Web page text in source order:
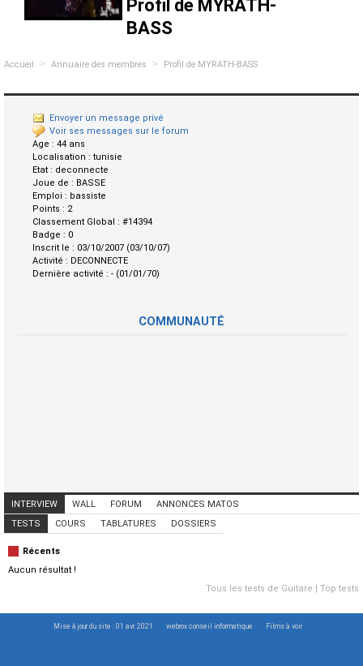
Profil de MYRATH-
BASS
Accueil > Annuaire des membres > Profil de MYRATH-BASS
Envoyer un message privé
Voir ses messages sur le forum
Age : 44 ans
Localisation : tunisie
Etat : deconnecte
Joue de : BASSE
Emploi : bassiste
Points : 2
Classement Global : #14394
Badge : 0
Inscrit le : 03/10/2007 (03/10/07)
Activité : DECONNECTE
Dernière activité : - (01/01/70)
COMMUNAUTÉ
INTERVIEW WALL FORUM
ANNONCES MATOS
ANNONCES MUSICIENS
CONCERTS
TESTS COURS TABLATURES DOSSIERS
Récents
Aucun résultat !
Tous les tests de Guitare
Top tests
Mise à jour du site : 01 avr. 2021 webrox conseil informatique Films à voir